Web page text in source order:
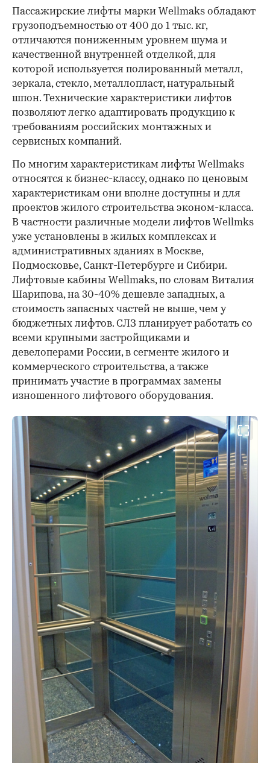
Пассажирские лифты марки Wellmaks обладают
грузоподъемностью от 400 до 1 тыс. кг,
отличаются пониженным уровнем шума и
качественной внутренней отделкой, для
которой используется полированный металл,
зеркала, стекло, металлопласт, натуральный
шпон. Технические характеристики лифтов
позволяют легко адаптировать продукцию к
требованиям российских монтажных и
сервисных компаний.
По многим характеристикам лифты Wellmaks
относятся к бизнес-классу, однако по ценовым
характеристикам они вполне доступны и для
проектов жилого строительства эконом-класса.
В частности различные модели лифтов Wellmks
уже установлены в жилых комплексах и
административных зданиях в Москве,
Подмосковье, Санкт-Петербурге и Сибири.
Лифтовые кабины Wellmaks, по словам Виталия
Шарипова, на 30-40% дешевле западных, а
стоимость запасных частей не выше, чем у
бюджетных лифтов. СЛЗ планирует работать со
всеми крупными застройщиками и
девелоперами России, в сегменте жилого и
коммерческого строительства, а также
принимать участие в программах замены
изношенного лифтового оборудования.